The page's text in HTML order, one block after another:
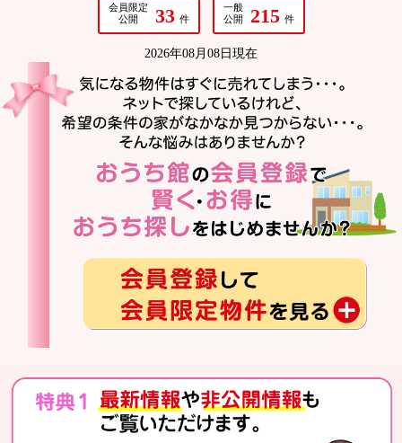
会員限定
公開
33 件
一般
公開
215 件
2026年08月08日現在